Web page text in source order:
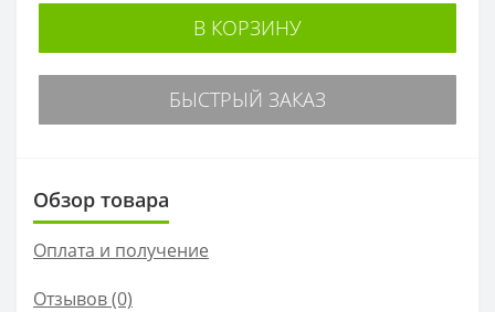
В КОРЗИНУ
БЫСТРЫЙ ЗАКАЗ
Обзор товара
Оплата и получение
Отзывов (0)